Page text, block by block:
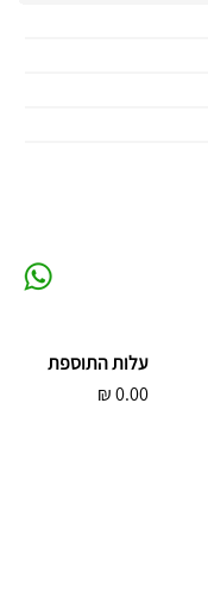
עלות התוספת
0.00
₪